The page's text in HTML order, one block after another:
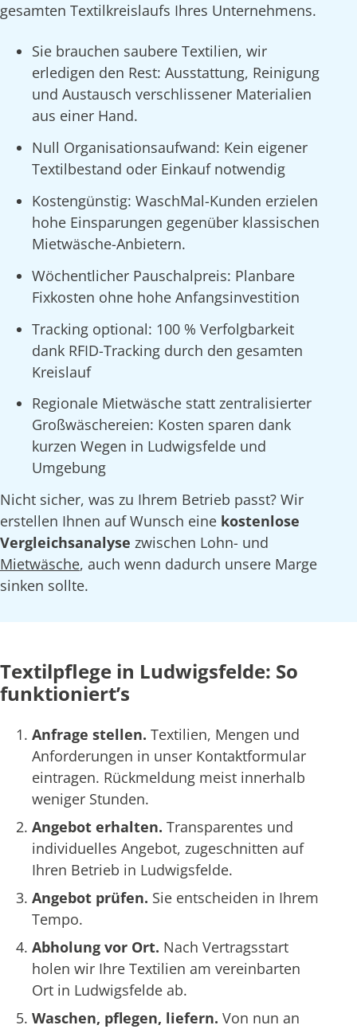
gesamten Textilkreislaufs Ihres Unternehmens.
Sie brauchen saubere Textilien, wir
erledigen den Rest: Ausstattung, Reinigung
und Austausch verschlissener Materialien
aus einer Hand.
Null Organisationsaufwand: Kein eigener
Textilbestand oder Einkauf notwendig
Kostengünstig: WaschMal-Kunden erzielen
hohe Einsparungen gegenüber klassischen
Mietwäsche-Anbietern.
Wöchentlicher Pauschalpreis: Planbare
Fixkosten ohne hohe Anfangsinvestition
Tracking optional: 100 % Verfolgbarkeit
dank RFID-Tracking durch den gesamten
Kreislauf
Regionale Mietwäsche statt zentralisierter
Großwäschereien: Kosten sparen dank
kurzen Wegen in Ludwigsfelde und
Umgebung
Nicht sicher, was zu Ihrem Betrieb passt? Wir
erstellen Ihnen auf Wunsch eine kostenlose
Vergleichsanalyse zwischen Lohn- und
Mietwäsche, auch wenn dadurch unsere Marge
sinken sollte.
Textilpflege in Ludwigsfelde: So
funktioniert’s
Anfrage stellen. Textilien, Mengen und
Anforderungen in unser Kontaktformular
eintragen. Rückmeldung meist innerhalb
weniger Stunden.
Angebot erhalten. Transparentes und
individuelles Angebot, zugeschnitten auf
Ihren Betrieb in Ludwigsfelde.
Angebot prüfen. Sie entscheiden in Ihrem
Tempo.
Abholung vor Ort. Nach Vertragsstart
holen wir Ihre Textilien am vereinbarten
Ort in Ludwigsfelde ab.
Waschen, pflegen, liefern. Von nun an